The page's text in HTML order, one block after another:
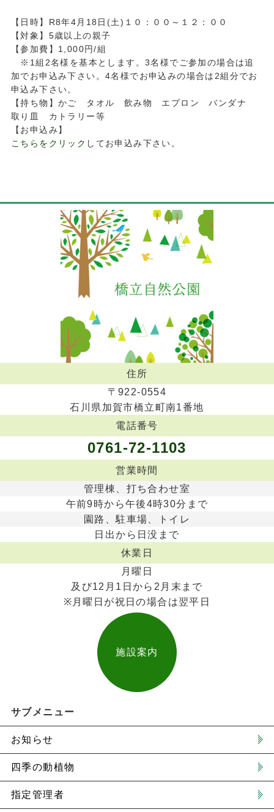
【日時】R8年4月18日(土)１０：００～１２：００
【対象】5歳以上の親子
【参加費】1,000円/組
※1組2名様を基本とします。3名様でご参加の場合は追
加でお申込み下さい。4名様でお申込みの場合は2組分でお
申込み下さい。
【持ち物】かご タオル 飲み物 エプロン バンダナ
取り皿 カトラリー等
【お申込み】
こちらをクリック してお申込み下さい。
住所
〒922-0554
石川県加賀市橋立町南1番地
電話番号
0761-72-1103
営業時間
管理棟、打ち合わせ室
午前9時から午後4時30分まで
園路、駐車場、トイレ
日出から日没まで
休業日
月曜日
及び12月1日から2月末まで
※月曜日が祝日の場合は翌平日
施設案内
サブメニュー
お知らせ
四季の動植物
指定管理者